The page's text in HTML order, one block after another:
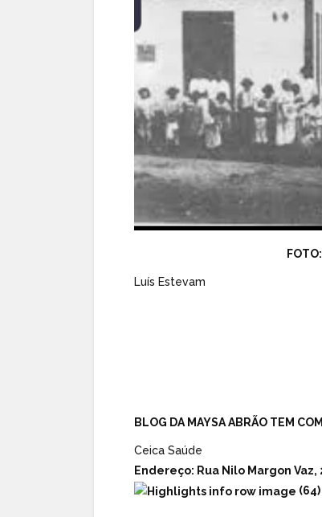
Luís Estevam
BLOG DA MAYSA ABRÃO TEM
Ceica Saúde
Endereço: Rua Nilo Margon Vaz,